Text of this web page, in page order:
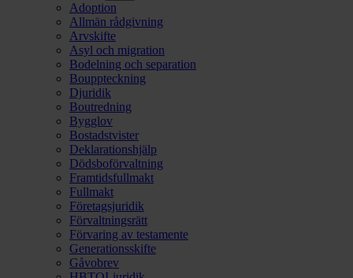
Adoption
Allmän rådgivning
Arvskifte
Asyl och migration
Bodelning och separation
Bouppteckning
Djuridik
Boutredning
Bygglov
Bostadstvister
Deklarationshjälp
Dödsboförvaltning
Framtidsfullmakt
Fullmakt
Företagsjuridik
Förvaltningsrätt
Förvaring av testamente
Generationsskifte
Gåvobrev